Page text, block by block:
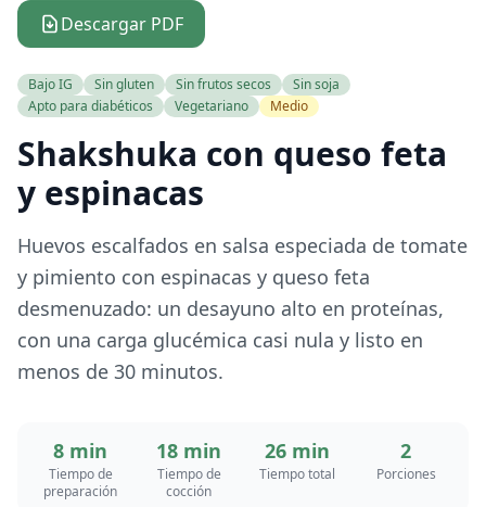
Descargar PDF
Bajo IG Sin gluten Sin frutos secos
Sin soja
Apto para diabéticos
Vegetariano Medio
Shakshuka con queso feta
y espinacas
Huevos escalfados en salsa especiada de tomate
y pimiento con espinacas y queso feta
desmenuzado: un desayuno alto en proteínas,
con una carga glucémica casi nula y listo en
menos de 30 minutos.
8 min
Tiempo de
preparación
18 min
Tiempo de
cocción
26 min
Tiempo total
2
Porciones